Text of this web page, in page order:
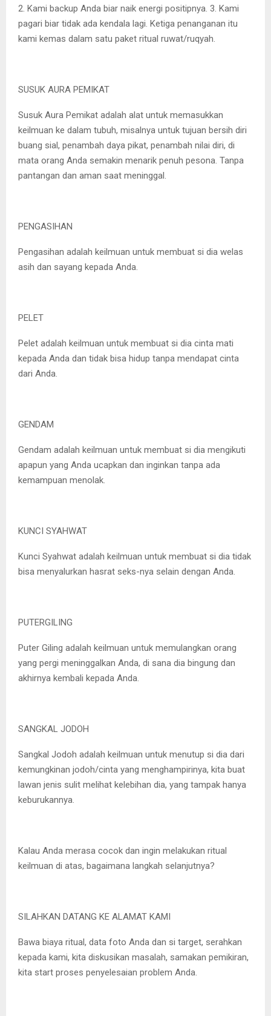
2. Kami backup Anda biar naik energi positipnya. 3. Kami
pagari biar tidak ada kendala lagi. Ketiga penanganan itu
kami kemas dalam satu paket ritual ruwat/ruqyah.
SUSUK AURA PEMIKAT
Susuk Aura Pemikat adalah alat untuk memasukkan
keilmuan ke dalam tubuh, misalnya untuk tujuan bersih diri
buang sial, penambah daya pikat, penambah nilai diri, di
mata orang Anda semakin menarik penuh pesona. Tanpa
pantangan dan aman saat meninggal.
PENGASIHAN
Pengasihan adalah keilmuan untuk membuat si dia welas
asih dan sayang kepada Anda.
PELET
Pelet adalah keilmuan untuk membuat si dia cinta mati
kepada Anda dan tidak bisa hidup tanpa mendapat cinta
dari Anda.
GENDAM
Gendam adalah keilmuan untuk membuat si dia mengikuti
apapun yang Anda ucapkan dan inginkan tanpa ada
kemampuan menolak.
KUNCI SYAHWAT
Kunci Syahwat adalah keilmuan untuk membuat si dia tidak
bisa menyalurkan hasrat seks-nya selain dengan Anda.
PUTERGILING
Puter Giling adalah keilmuan untuk memulangkan orang
yang pergi meninggalkan Anda, di sana dia bingung dan
akhirnya kembali kepada Anda.
SANGKAL JODOH
Sangkal Jodoh adalah keilmuan untuk menutup si dia dari
kemungkinan jodoh/cinta yang menghampirinya, kita buat
lawan jenis sulit melihat kelebihan dia, yang tampak hanya
keburukannya.
Kalau Anda merasa cocok dan ingin melakukan ritual
keilmuan di atas, bagaimana langkah selanjutnya?
SILAHKAN DATANG KE ALAMAT KAMI
Bawa biaya ritual, data foto Anda dan si target, serahkan
kepada kami, kita diskusikan masalah, samakan pemikiran,
kita start proses penyelesaian problem Anda.